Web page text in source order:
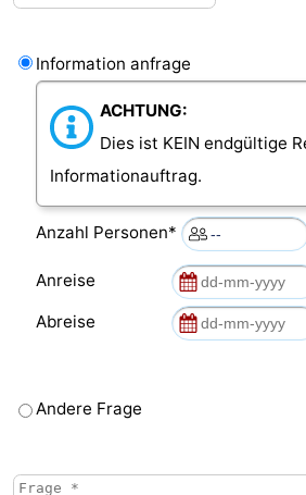
Information anfrage
ACHTUNG:
Dies ist KEIN endgültige
Informationauftrag.
Anzahl Personen*
Anreise
Abreise
Andere Frage